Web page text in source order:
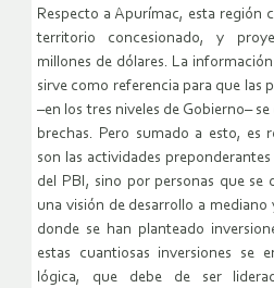
Respecto a Apurímac, esta región
territorio concesionado, y
millones de dólares. La
sirve como referencia para que las
–en los tres niveles de Gobierno–
brechas. Pero sumado a esto, es
son las actividades
del PBI, sino por personas que se
una visión de desarrollo a mediano
donde se han planteado
estas cuantiosas inversiones se
lógica, que debe de ser